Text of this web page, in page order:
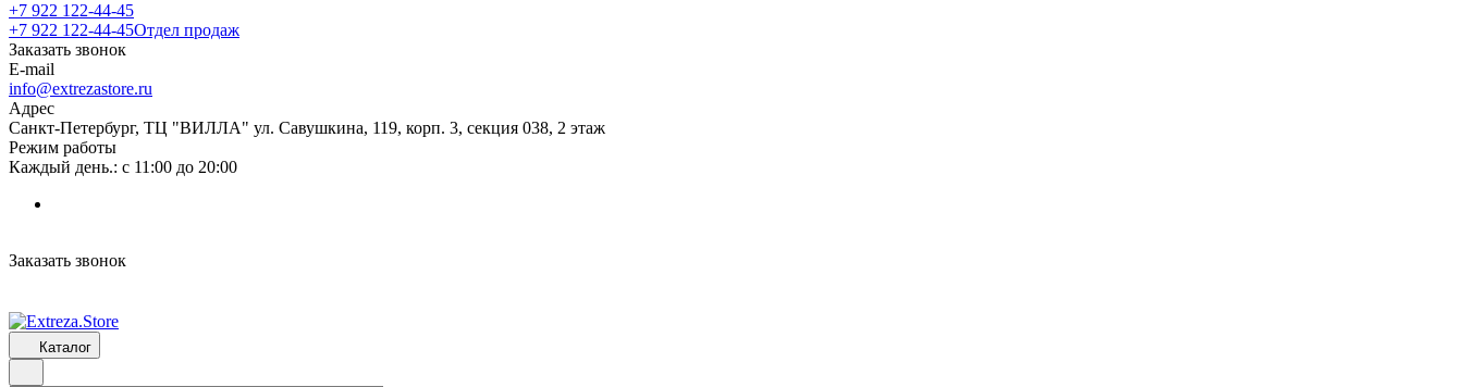
+7 922 122-44-45
+7 922 122-44-45Отдел продаж
Заказать звонок
E-mail
info@extrezastore.ru
Адрес
Санкт-Петербург, ТЦ "ВИЛЛА" ул. Савушкина, 119, корп. 3, секция 038, 2 этаж
Режим работы
Каждый день.: с 11:00 до 20:00
Заказать звонок
Каталог